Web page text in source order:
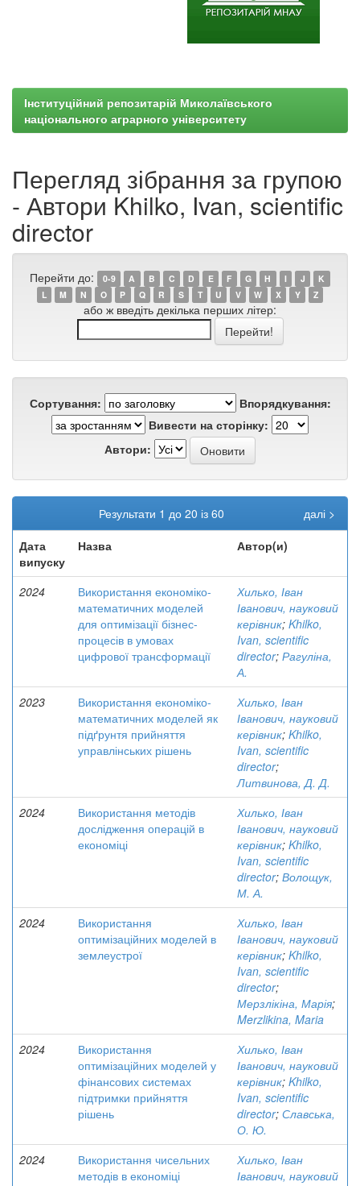
Інституційний репозитарій Миколаївського
національного аграрного університету
Перегляд зібрання за групою
- Автори Khilko, Ivan, scientific
director
Перейти до: 0-9 A B C D E F G H I J
K
L
M N O P Q R S T U V W X Y Z
або ж введіть декілька перших літер:
Сортування:
Впорядкування:
Вивести на сторінку:
Автори:
Результати 1 до 20 із 60
далі >
Дата
випуску
Назва Автор(и)
2024
Використання економіко-
математичних моделей
для оптимізації бізнес-
процесів в умовах
цифрової трансформації
Хилько, Іван
Іванович, науковий
керівник; Khilko,
Ivan, scientific
director; Рагуліна,
А.
2023
Використання економіко-
математичних моделей як
підґрунтя прийняття
управлінських рішень
Хилько, Іван
Іванович, науковий
керівник; Khilko,
Ivan, scientific
director;
Литвинова, Д. Д.
2024
Використання методів
дослідження операцій в
економіці
Хилько, Іван
Іванович, науковий
керівник; Khilko,
Ivan, scientific
director; Волощук,
М. А.
2024
Використання
оптимізаційних моделей в
землеустрої
Хилько, Іван
Іванович, науковий
керівник; Khilko,
Ivan, scientific
director;
Мерзлікіна, Марія;
Merzlikina, Maria
2024
Використання
оптимізаційних моделей у
фінансових системах
підтримки прийняття
рішень
Хилько, Іван
Іванович, науковий
керівник; Khilko,
Ivan, scientific
director; Славська,
О. Ю.
2024
Використання чисельних
методів в економіці
Хилько, Іван
Іванович, науковий